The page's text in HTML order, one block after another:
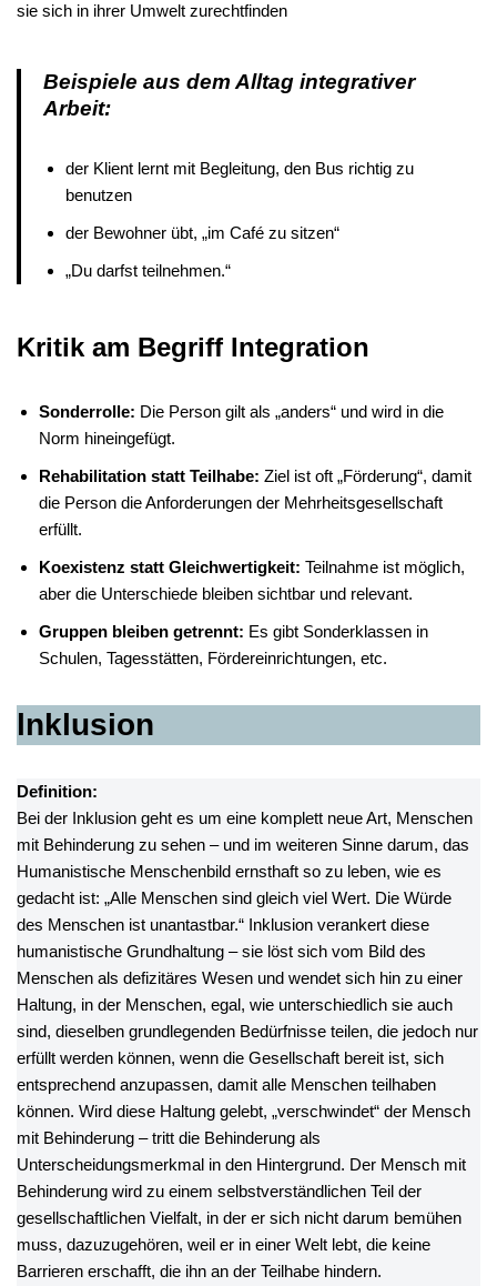
sie sich in ihrer Umwelt zurechtfinden
Beispiele aus dem Alltag integrativer
Arbeit:
der Klient lernt mit Begleitung, den Bus richtig zu
benutzen
der Bewohner übt, „im Café zu sitzen“
„Du darfst teilnehmen.“
Kritik am Begriff Integration
Sonderrolle: Die Person gilt als „anders“ und wird in die
Norm hineingefügt.
Rehabilitation statt Teilhabe: Ziel ist oft „Förderung“, damit
die Person die Anforderungen der Mehrheitsgesellschaft
erfüllt.
Koexistenz statt Gleichwertigkeit: Teilnahme ist möglich,
aber die Unterschiede bleiben sichtbar und relevant.
Gruppen bleiben getrennt: Es gibt Sonderklassen in
Schulen, Tagesstätten, Fördereinrichtungen, etc.
lnklusion
Definition:
Bei der Inklusion geht es um eine komplett neue Art, Menschen
mit Behinderung zu sehen – und im weiteren Sinne darum, das
Humanistische Menschenbild ernsthaft so zu leben, wie es
gedacht ist: „Alle Menschen sind gleich viel Wert. Die Würde
des Menschen ist unantastbar.“ Inklusion verankert diese
humanistische Grundhaltung – sie löst sich vom Bild des
Menschen als defizitäres Wesen und wendet sich hin zu einer
Haltung, in der Menschen, egal, wie unterschiedlich sie auch
sind, dieselben grundlegenden Bedürfnisse teilen, die jedoch nur
erfüllt werden können, wenn die Gesellschaft bereit ist, sich
entsprechend anzupassen, damit alle Menschen teilhaben
können. Wird diese Haltung gelebt, „verschwindet“ der Mensch
mit Behinderung – tritt die Behinderung als
Unterscheidungsmerkmal in den Hintergrund. Der Mensch mit
Behinderung wird zu einem selbstverständlichen Teil der
gesellschaftlichen Vielfalt, in der er sich nicht darum bemühen
muss, dazuzugehören, weil er in einer Welt lebt, die keine
Barrieren erschafft, die ihn an der Teilhabe hindern.